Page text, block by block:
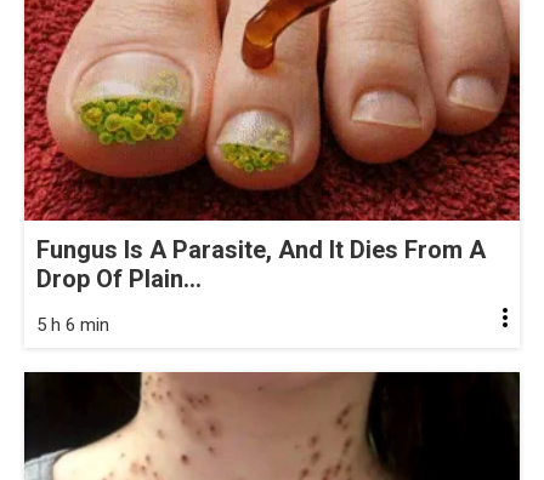
Fungus Is A Parasite, And It Dies From A
Drop Of Plain...
5 h 6 min